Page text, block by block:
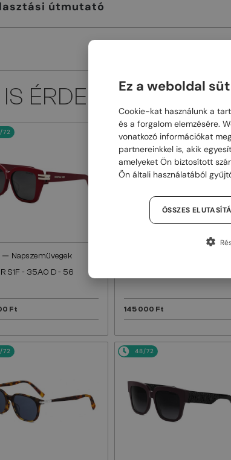
útmutató
ÉRDEKELHET
72
— Napszemüvegek
S1F - 35A0 D - 56
Ft
48/72
145 000 Ft
72 48/72
Ez a weboldal
Cookie-kat használunk a
és a forgalom elemzésére.
vonatkozó információkat
partnereinkkel is, akik
amelyeket Ön biztosított
Ön általi használatából
ÖSSZES